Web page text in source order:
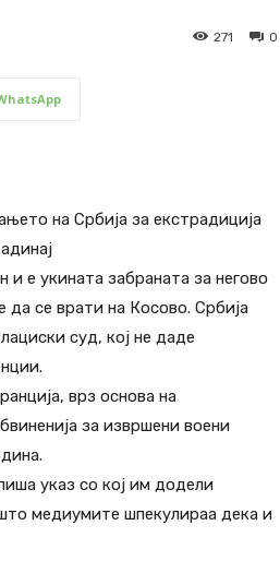
0
271
на Србија за екстрадиција
е укината забраната за негово
се врати на Косово. Србија
суд, кој не даде
врз основа на
за извршени воени
указ со кој им додели
медиумите шпекулираа дека и